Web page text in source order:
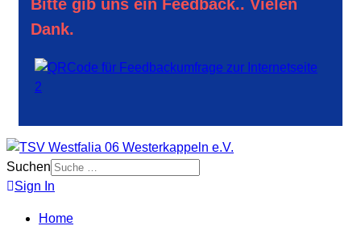
Bitte gib uns ein Feedback.. Vielen
Dank.
Suchen
Sign In
Home